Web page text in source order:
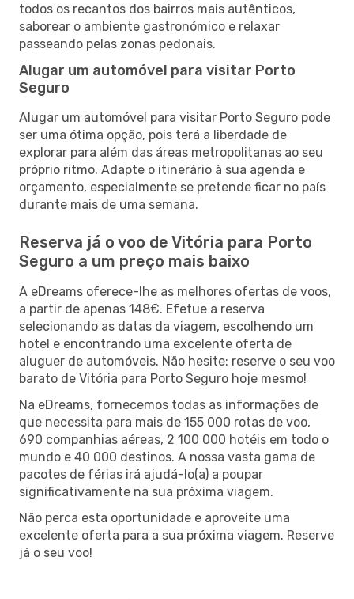
todos os recantos dos bairros mais autênticos,
saborear o ambiente gastronómico e relaxar
passeando pelas zonas pedonais.
Alugar um automóvel para visitar Porto
Seguro
Alugar um automóvel para visitar Porto Seguro pode
ser uma ótima opção, pois terá a liberdade de
explorar para além das áreas metropolitanas ao seu
próprio ritmo. Adapte o itinerário à sua agenda e
orçamento, especialmente se pretende ficar no país
durante mais de uma semana.
Reserva já o voo de Vitória para Porto
Seguro a um preço mais baixo
A eDreams oferece-lhe as melhores ofertas de voos,
a partir de apenas 148€. Efetue a reserva
selecionando as datas da viagem, escolhendo um
hotel e encontrando uma excelente oferta de
aluguer de automóveis. Não hesite: reserve o seu voo
barato de Vitória para Porto Seguro hoje mesmo!
Na eDreams, fornecemos todas as informações de
que necessita para mais de 155 000 rotas de voo,
690 companhias aéreas, 2 100 000 hotéis em todo o
mundo e 40 000 destinos. A nossa vasta gama de
pacotes de férias irá ajudá-lo(a) a poupar
significativamente na sua próxima viagem.
Não perca esta oportunidade e aproveite uma
excelente oferta para a sua próxima viagem. Reserve
já o seu voo!